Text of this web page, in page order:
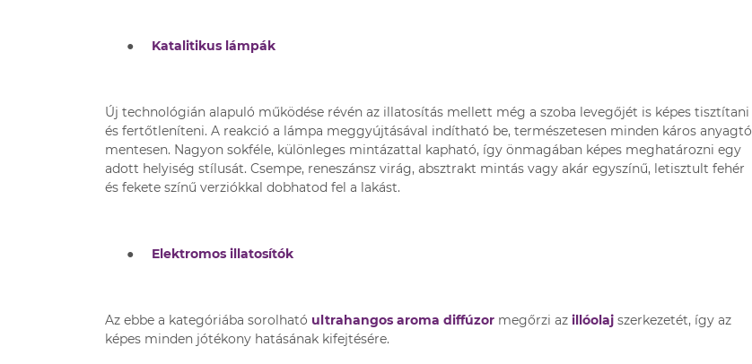
● Katalitikus lámpák
Új technológián alapuló működése révén az illatosítás mellett még a szoba levegőjét is képes tisztítani
és fertőtleníteni. A reakció a lámpa meggyújtásával indítható be, természetesen minden káros anyagtól
mentesen. Nagyon sokféle, különleges mintázattal kapható, így önmagában képes meghatározni egy
adott helyiség stílusát. Csempe, reneszánsz virág, absztrakt mintás vagy akár egyszínű, letisztult fehér
és fekete színű verziókkal dobhatod fel a lakást.
● Elektromos illatosítók
Az ebbe a kategóriába sorolható ultrahangos aroma diffúzor megőrzi az illóolaj szerkezetét, így az
képes minden jótékony hatásának kifejtésére.